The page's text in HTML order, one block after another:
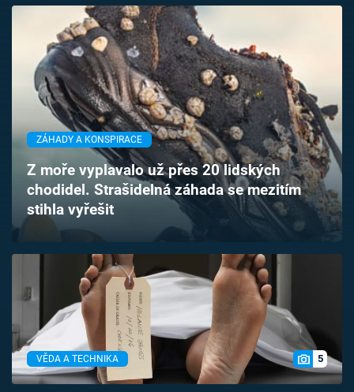
Témata
Témata
Pořady
TV Program
Časopis
Sledujte prima+
Přihlášení
Sledujte nás
ZÁHADY A KONSPIRACE
Z moře vyplavalo už přes 20 lidských
chodidel. Strašidelná záhada se mezitím
stihla vyřešit
VĚDA A TECHNIKA 5